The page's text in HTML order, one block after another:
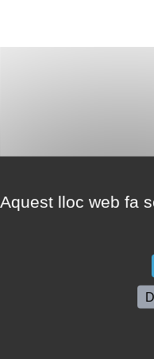
Aquest lloc web fa